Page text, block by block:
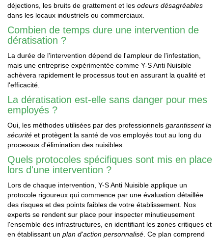
déjections, les bruits de grattement et les odeurs désagréables
dans les locaux industriels ou commerciaux.
Combien de temps dure une intervention de
dératisation ?
La durée de l'intervention dépend de l'ampleur de l'infestation,
mais une entreprise expérimentée comme Y-S Anti Nuisible
achèvera rapidement le processus tout en assurant la qualité et
l'efficacité.
La dératisation est-elle sans danger pour mes
employés ?
Oui, les méthodes utilisées par des professionnels garantissent la
sécurité et protègent la santé de vos employés tout au long du
processus d'élimination des nuisibles.
Quels protocoles spécifiques sont mis en place
lors d'une intervention ?
Lors de chaque intervention, Y-S Anti Nuisible applique un
protocole rigoureux qui commence par une évaluation détaillée
des risques et des points faibles de votre établissement. Nos
experts se rendent sur place pour inspecter minutieusement
l'ensemble des infrastructures, en identifiant les zones critiques et
en établissant un plan d'action personnalisé. Ce plan comprend